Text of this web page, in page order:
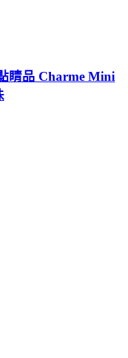
睛品 Charme Mini